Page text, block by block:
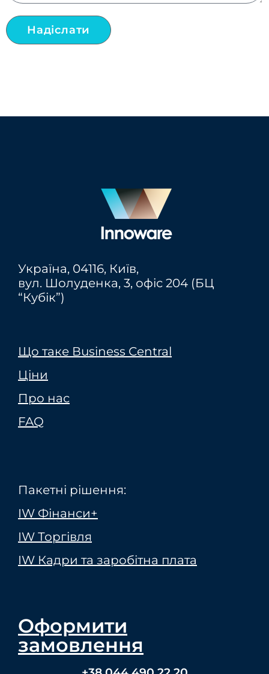
Надіслати
Україна, 04116, Київ,
вул. Шолуденка, 3, офіс 204 (БЦ
“Кубік”)
Що таке Вusiness Сentral
Ціни
Про нас
FAQ
Пакетні рішення:
IW Фінанси+
IW Торгівля
IW Кадри та заробітна плата
Оформити
замовлення